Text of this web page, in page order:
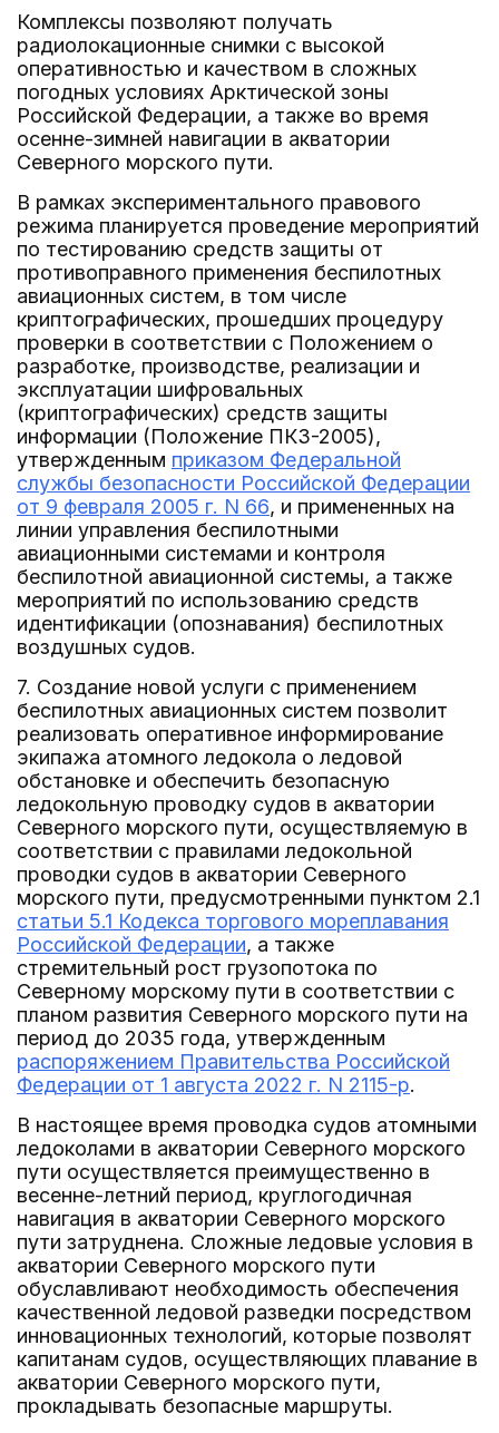
Комплексы позволяют получать
радиолокационные снимки с высокой
оперативностью и качеством в сложных
погодных условиях Арктической зоны
Российской Федерации, а также во время
осенне-зимней навигации в акватории
Северного морского пути.
В рамках экспериментального правового
режима планируется проведение мероприятий
по тестированию средств защиты от
противоправного применения беспилотных
авиационных систем, в том числе
криптографических, прошедших процедуру
проверки в соответствии с Положением о
разработке, производстве, реализации и
эксплуатации шифровальных
(криптографических) средств защиты
информации (Положение ПКЗ-2005),
утвержденным приказом Федеральной
службы безопасности Российской Федерации
от 9 февраля 2005 г. N 66, и примененных на
линии управления беспилотными
авиационными системами и контроля
беспилотной авиационной системы, а также
мероприятий по использованию средств
идентификации (опознавания) беспилотных
воздушных судов.
7. Создание новой услуги с применением
беспилотных авиационных систем позволит
реализовать оперативное информирование
экипажа атомного ледокола о ледовой
обстановке и обеспечить безопасную
ледокольную проводку судов в акватории
Северного морского пути, осуществляемую в
соответствии с правилами ледокольной
проводки судов в акватории Северного
морского пути, предусмотренными пунктом 2.1
статьи 5.1 Кодекса торгового мореплавания
Российской Федерации, а также
стремительный рост грузопотока по
Северному морскому пути в соответствии с
планом развития Северного морского пути на
период до 2035 года, утвержденным
распоряжением Правительства Российской
Федерации от 1 августа 2022 г. N 2115-р.
В настоящее время проводка судов атомными
ледоколами в акватории Северного морского
пути осуществляется преимущественно в
весенне-летний период, круглогодичная
навигация в акватории Северного морского
пути затруднена. Сложные ледовые условия в
акватории Северного морского пути
обуславливают необходимость обеспечения
качественной ледовой разведки посредством
инновационных технологий, которые позволят
капитанам судов, осуществляющих плавание в
акватории Северного морского пути,
прокладывать безопасные маршруты.